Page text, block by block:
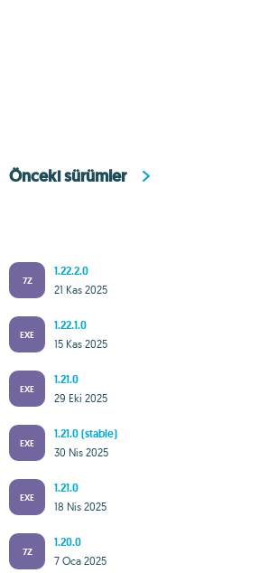
Önceki sürümler
7Z
1.22.2.0
21 Kas 2025
EXE
1.22.1.0
15 Kas 2025
EXE
1.21.0
29 Eki 2025
EXE
1.21.0 (stable)
30 Nis 2025
EXE
1.21.0
18 Nis 2025
7Z
1.20.0
7 Oca 2025